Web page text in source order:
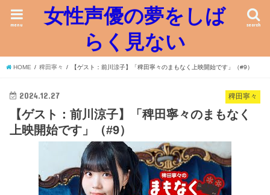
女性声優の夢をしば
らく見ない
search
menu
HOME 稗田寧々 【ゲスト：前川涼子】「稗田寧々のまもなく上映開始です」（#9）
稗田寧々
2024.12.27
【ゲスト：前川涼子】「稗田寧々のまもなく
上映開始です」（#9）